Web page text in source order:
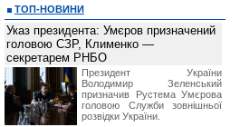
ТОП-НОВИНИ
Указ президента: Умєров призначений
головою СЗР, Клименко —
секретарем РНБО
Президент України
Володимир Зеленський
призначив Pустема Умєрова
головою Служби зовнішньої
розвідки України.